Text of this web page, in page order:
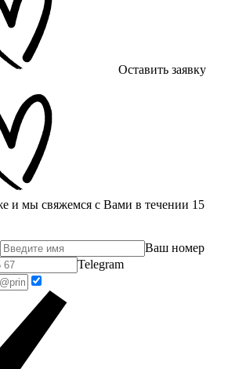
Оставить заявку
и мы свяжемся с Вами в течении 15
Ваш номер
Telegram